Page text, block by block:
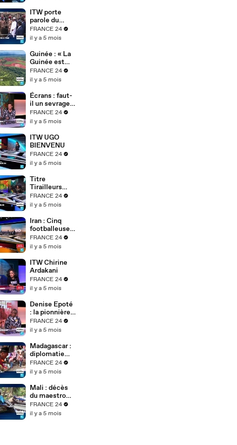
ITW porte
parole du
gouvernemen
t tchadien
FRANCE 24
il y a 5 mois
Guinée : « La
Guinée est
une dictature
» – Cellou
dénonce le
régime
Doumbouya
FRANCE 24
il y a 5 mois
Écrans : faut-
il un sevrage
numérique ?
Najat Vallaud-
alerte
FRANCE 24
il y a 5 mois
ITW UGO
BIENVENU
FRANCE 24
il y a 5 mois
Titre
Tirailleurs
africains :
l’exposition
Bonaventure
Soh Bejeng
Ndikung à
Berlin
FRANCE 24
il y a 5 mois
Iran : Cinq
footballeuses
iraniennes
obtiennent
Australie
FRANCE 24
il y a 5 mois
ITW Chirine
Ardakani
FRANCE 24
il y a 5 mois
Denise Epoté
: la pionnière
du journal
télévisé
raconte 40
ans de
carrière
FRANCE 24
il y a 5 mois
Madagascar :
diplomatie
tous azimuts
du président
après le
putsch
FRANCE 24
il y a 5 mois
Mali : décès
du maestro
Boncana
Maïga,
FRANCE 24
il y a 5 mois